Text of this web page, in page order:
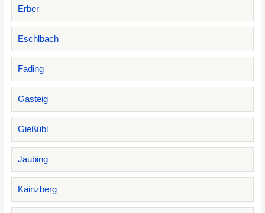
Erber
Eschlbach
Fading
Gasteig
Gießübl
Jaubing
Kainzberg